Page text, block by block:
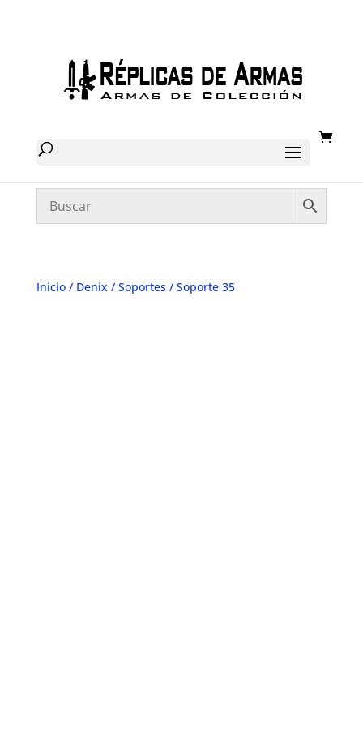
Inicio/ Denix / Soportes/ Soporte 35